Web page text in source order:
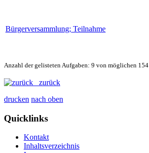
Bürgerversammlung; Teilnahme
Anzahl der gelisteten Aufgaben: 9 von möglichen 154
zurück
drucken nach oben
Quicklinks
Kontakt
Inhaltsverzeichnis